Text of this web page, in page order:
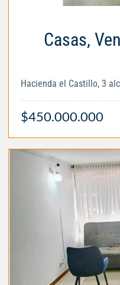
Casas,
Hacienda el Castillo, 3
$450.000.000